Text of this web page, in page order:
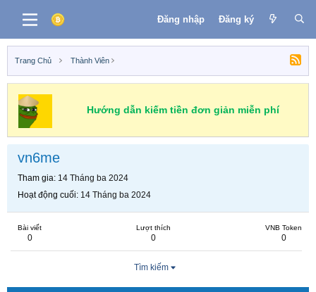
Đăng nhập Đăng ký
Trang Chủ Thành Viên
Hướng dẫn kiếm tiền đơn giản miễn phí
vn6me
Tham gia 14 Tháng ba 2024
Hoạt động cuối 14 Tháng ba 2024
Bài viết
0
Lượt thích
0
VNB Token
0
Tìm kiếm